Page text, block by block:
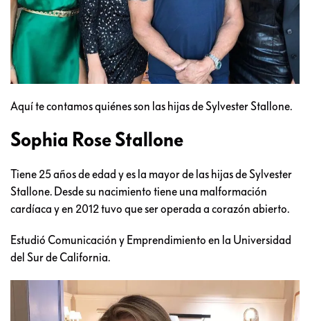
Aquí te contamos quiénes son las hijas de Sylvester Stallone.
Sophia Rose Stallone
Tiene 25 años de edad y es la mayor de las hijas de Sylvester
Stallone. Desde su nacimiento tiene una malformación
cardíaca y en 2012 tuvo que ser operada a corazón abierto.
Estudió Comunicación y Emprendimiento en la Universidad
del Sur de California.